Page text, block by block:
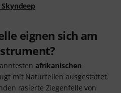
eignen sich am
afrikanischen
mit Naturfellen ausgestattet.
rasierte Ziegenfelle von